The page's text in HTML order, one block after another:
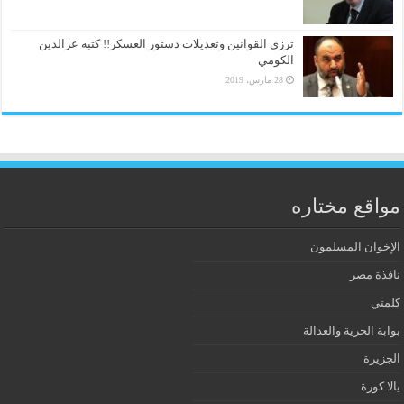
ترزي القوانين وتعديلات دستور العسكر!! كتبه عزالدين
الكومي
28 مارس، 2019
مواقع مختاره
الإخوان المسلمون
نافذة مصر
كلمتي
بوابة الحرية والعدالة
الجزيرة
يالا كورة